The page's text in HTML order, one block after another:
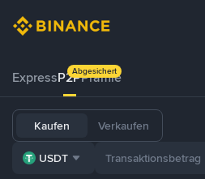
ExpressP2PPrämie
Abgesichert
Kaufen Verkaufen
USDT